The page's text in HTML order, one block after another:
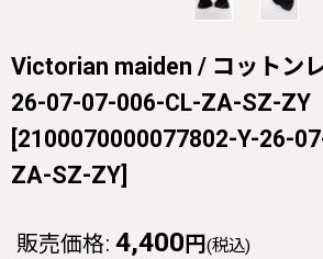
Victorian maiden / コットン
26-07-07-006-CL-ZA-SZ-ZY
[2100070000077802-Y-26-
ZA-SZ-ZY]
販売価格: 4,400 円 (税込)